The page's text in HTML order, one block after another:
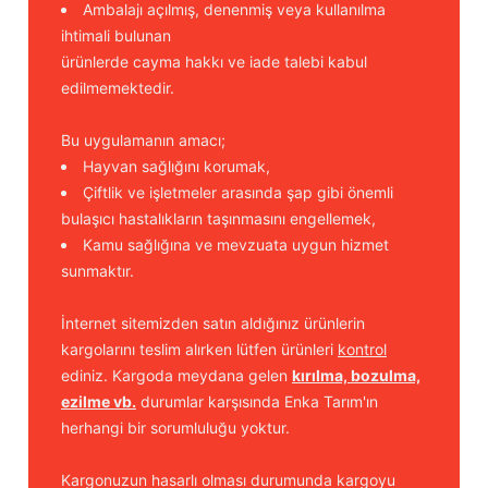
Ambalajı açılmış, denenmiş veya kullanılma
ihtimali bulunan
ürünlerde cayma hakkı ve iade talebi kabul
edilmemektedir.
Bu uygulamanın amacı;
Hayvan sağlığını korumak,
Çiftlik ve işletmeler arasında şap gibi önemli
bulaşıcı hastalıkların taşınmasını engellemek,
Kamu sağlığına ve mevzuata uygun hizmet
sunmaktır.
İnternet sitemizden satın aldığınız ürünlerin
kargolarını teslim alırken lütfen ürünleri kontrol
ediniz. Kargoda meydana gelen kırılma, bozulma,
ezilme vb. durumlar karşısında Enka Tarım'ın
herhangi bir sorumluluğu yoktur.
Kargonuzun hasarlı olması durumunda kargoyu